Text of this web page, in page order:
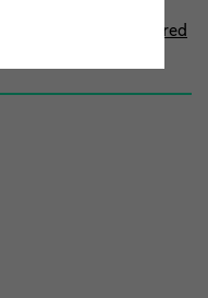
indicate courses offered